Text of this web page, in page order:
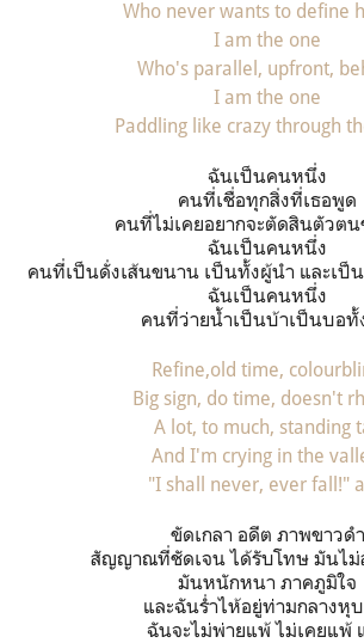
Who never wants to define
I am the one
Who's parallel, upfront,
I am the one
Paddling like crazy through
ฉันเป็นคนหนึ่ง
คนที่เชื่อทุกสิ่งที่เธอพูด
คนที่ไม่เคยอยากจะตัดสินตัวตน
ฉันเป็นคนหนึ่ง
คนที่เป็นดั่งเส้นขนาน เป็นทั้งผู้นำ และเ
ฉันเป็นคนหนึ่ง
คนที่ว่ายน้ำเป็นบ้าเป็นบอทั้
Refine,old time,
Big sign, do time, doesn't
A lot, to much, standing
And I'm crying in the
"I shall never, ever fall!"
ขัดเกลา อดีต ภาพขาวดำ
สัญญาณที่ชัดเจน ได้รับโทษ มันไ
มันหนักหนา ภาคภูมิใจ
และฉันร่ำไห้อยู่ท่ามกลางหุบ
ฉันจะไม่พ่ายแพ้ ไม่เคยแพ้